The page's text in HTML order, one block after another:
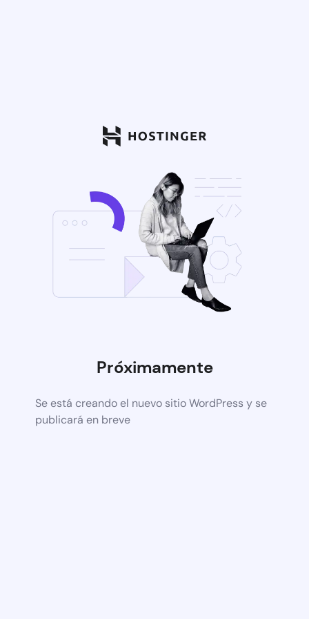
Próximamente
Se está creando el nuevo sitio WordPress y se
publicará en breve